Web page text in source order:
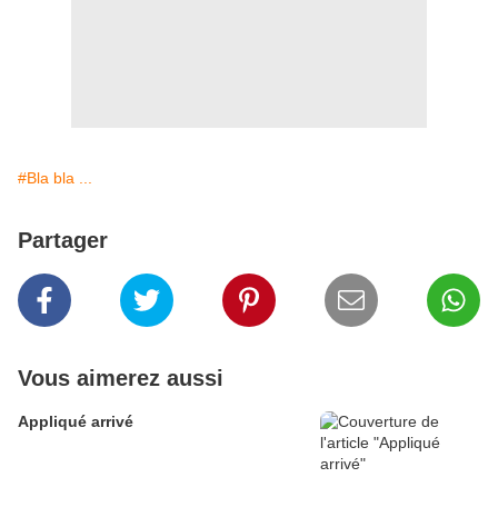
#Bla bla ...
Partager
Vous aimerez aussi
Appliqué arrivé